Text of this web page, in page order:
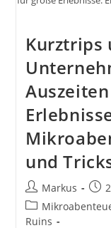
Kurztrips
und
Beitrags-
Autor:
Markus
Beitrags-
Kategorie:
Ruins